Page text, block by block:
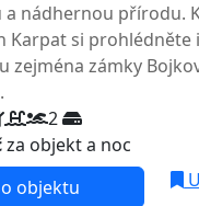
nádhernou přírodu.
Karpat si
zejména zámky
2
za objekt a noc
objektu